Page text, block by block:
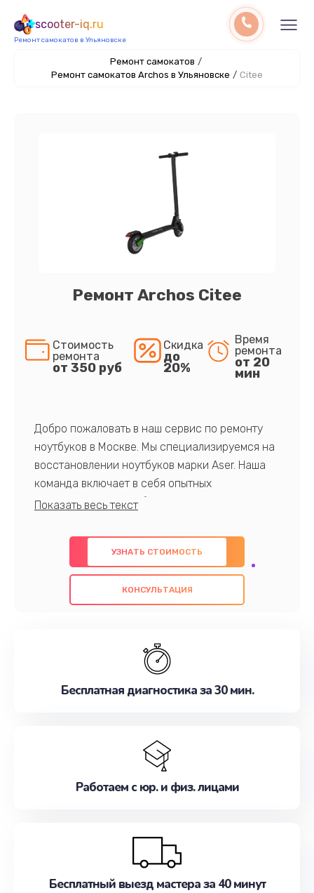
scooter-iq.ru
Ремонт самокатов в Ульяновске
Ремонт самокатов /
Ремонт самокатов Archos в Ульяновске / Citee
Ремонт Archos Citee
Стоимость
ремонта
от 350 руб
Скидка
до
20%
Время
ремонта
от 20
мин
Добро пожаловать в наш сервис по ремонту
ноутбуков в Москве. Мы специализируемся на
восстановлении ноутбуков марки Aser. Наша
команда включает в себя опытных
профессионалов с обширными знаниями и
предлагаем быстрый и качественный ремонт с
использованием оригинальных компонентов, а
также гарантируем качество всех
проведенных работ. Наша цель - предоставить
наилучшим образом. Не медлите записаться на
УЗНАТЬ СТОИМОСТЬ
КОНСУЛЬТАЦИЯ
Бесплатная диагностика за 30 мин.
Работаем с юр. и физ. лицами
Бесплатный выезд мастера за 40 минут